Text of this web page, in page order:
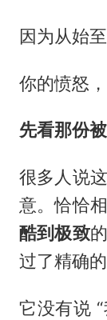
因为从始
你的愤怒
先看那份
很多人说
意。恰恰
酷到极致
过了精确的
它没有说